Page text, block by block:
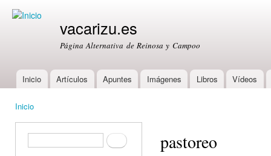
vacarizu.es
Página Alternativa de Reinosa y Campoo
Main menu
Inicio Artículos Apuntes Imágenes Libros Vídeos
Inicio
Formulario de búsquedaBuscar pastoreo